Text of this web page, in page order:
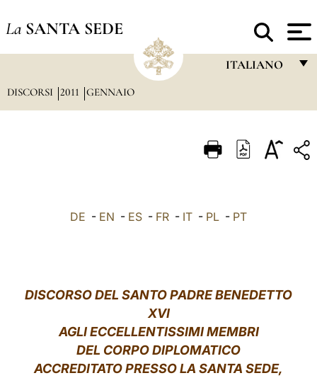
La SANTA SEDE
ITALIANO
ITALIANO
LATINE
DISCORSI 2011 GENNAIO
DE - EN - ES - FR - IT - PL - PT
DISCORSO DEL SANTO PADRE BENEDETTO
XVI
AGLI ECCELLENTISSIMI MEMBRI
DEL CORPO DIPLOMATICO
ACCREDITATO PRESSO LA SANTA SEDE,